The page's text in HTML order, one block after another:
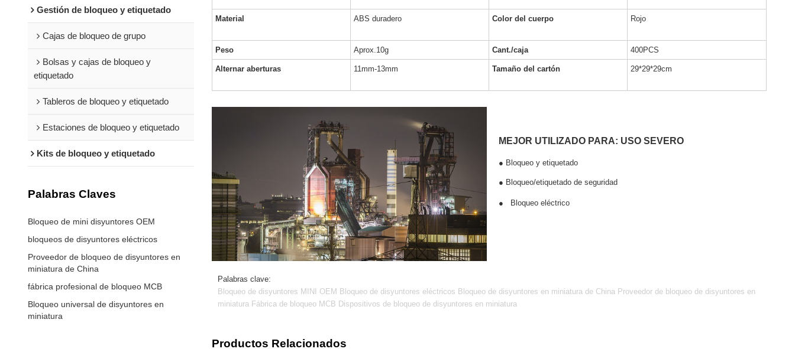
Gestión de bloqueo y etiquetado
Cajas de bloqueo de grupo
Bolsas y cajas de bloqueo y
etiquetado
Tableros de bloqueo y etiquetado
Estaciones de bloqueo y etiquetado
Kits de bloqueo y etiquetado
Palabras Claves
Bloqueo de mini disyuntores OEM
bloqueos de disyuntores eléctricos
Proveedor de bloqueo de disyuntores en
miniatura de China
fábrica profesional de bloqueo MCB
Bloqueo universal de disyuntores en
miniatura
Material ABS duradero Color del cuerpo Rojo
Peso Aprox.10g Cant./caja 400PCS
Alternar aberturas 11mm-13mm Tamaño del cartón 29*29*29cm
MEJOR UTILIZADO PARA: USO SEVERO
● Bloqueo y etiquetado
● Bloqueo/etiquetado de seguridad
● Bloqueo eléctrico
Palabras clave:
Bloqueo de disyuntores MINI OEM Bloqueo de disyuntores eléctricos Bloqueo de disyuntores en miniatura de China Proveedor de bloqueo de disyuntores en
miniatura Fábrica de bloqueo MCB Dispositivos de bloqueo de disyuntores en miniatura
Productos Relacionados